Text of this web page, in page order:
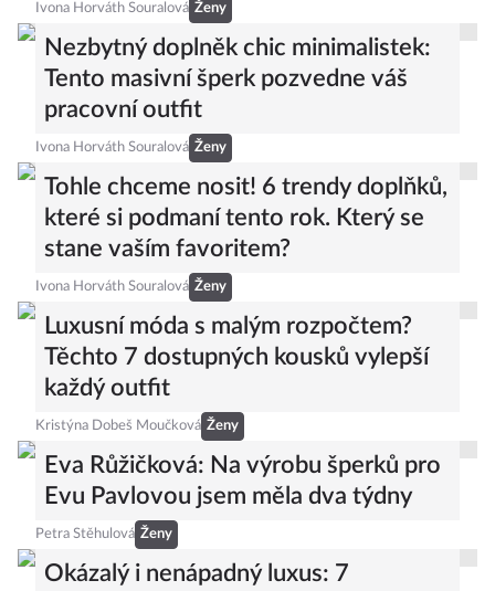
Ivona Horváth Souralová Ženy
Nezbytný doplněk chic minimalistek:
Tento masivní šperk pozvedne váš
pracovní outfit
Ivona Horváth Souralová Ženy
Tohle chceme nosit! 6 trendy doplňků,
které si podmaní tento rok. Který se
stane vaším favoritem?
Ivona Horváth Souralová Ženy
Luxusní móda s malým rozpočtem?
Těchto 7 dostupných kousků vylepší
každý outfit
Kristýna Dobeš Moučková Ženy
Eva Růžičková: Na výrobu šperků pro
Evu Pavlovou jsem měla dva týdny
Petra Stěhulová Ženy
Okázalý i nenápadný luxus: 7